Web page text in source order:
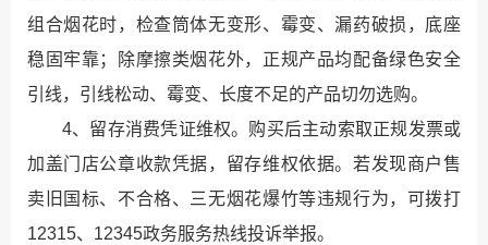
组合烟花时，检查筒体无变形、霉变、漏药破损，底座
稳固牢靠；除摩擦类烟花外，正规产品均配备绿色安全
引线，引线松动、霉变、长度不足的产品切勿选购。
4、留存消费凭证维权。购买后主动索取正规发票或
加盖门店公章收款凭据，留存维权依据。若发现商户售
卖旧国标、不合格、三无烟花爆竹等违规行为，可拨打
12315、12345政务服务热线投诉举报。